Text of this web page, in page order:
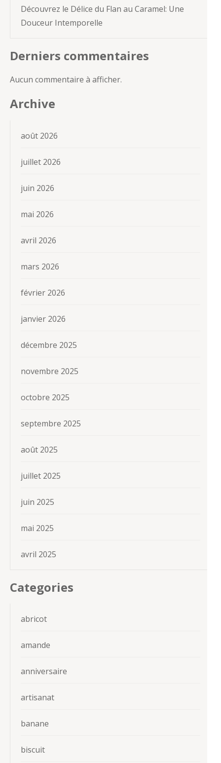
Découvrez le Délice du Flan au Caramel: Une
Douceur Intemporelle
Derniers commentaires
Aucun commentaire à afficher.
Archive
août 2026
juillet 2026
juin 2026
mai 2026
avril 2026
mars 2026
février 2026
janvier 2026
décembre 2025
novembre 2025
octobre 2025
septembre 2025
août 2025
juillet 2025
juin 2025
mai 2025
avril 2025
Categories
abricot
amande
anniversaire
artisanat
banane
biscuit